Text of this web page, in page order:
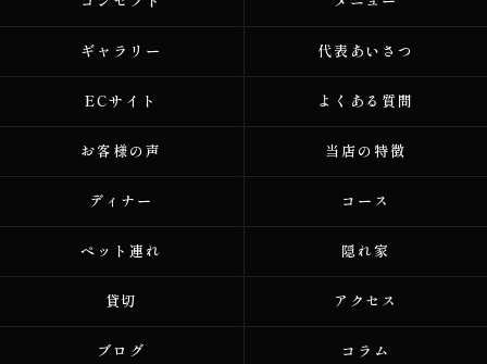
ギャラリー 代表あいさつ
ECサイト よくある質問
お客様の声 当店の特徴
ディナー コース
ペット連れ 隠れ家
貸切 アクセス
ブログ コラム